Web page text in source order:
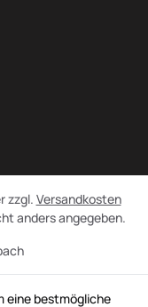
zzgl. Versandkosten
anders angegeben.
eine bestmögliche